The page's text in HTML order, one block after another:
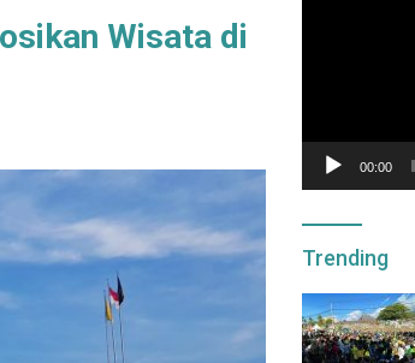
Wisata di
00:00
Trending